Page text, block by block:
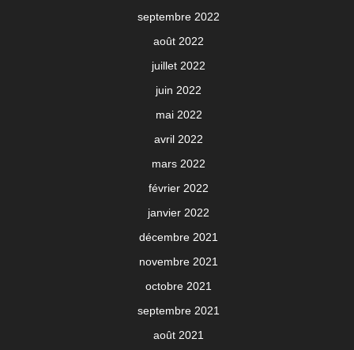
septembre 2022
août 2022
juillet 2022
juin 2022
mai 2022
avril 2022
mars 2022
février 2022
janvier 2022
décembre 2021
novembre 2021
octobre 2021
septembre 2021
août 2021